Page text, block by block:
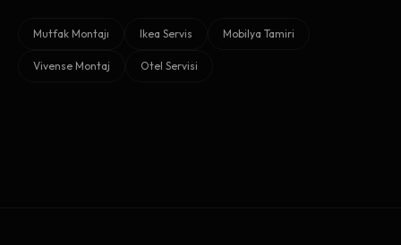
Mutfak Montajı Ikea Servis Mobilya Tamiri
Vivense Montaj Otel Servisi